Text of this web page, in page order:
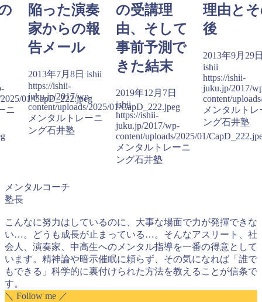
01/CapD_222.jpeg
ニ
陥った演奏
家からの報
告メール
2013年7月8日 ishii
https://ishii-
juku.jp/2017/wp-
content/uploads/2025/01/CapD_222.jpeg
メンタルトレーニ
ング石井塾
の受講理
由、そして
事前予測で
きた結末
2019年12月7日
ishii
https://ishii-
juku.jp/2017/wp-
content/uploads/2025/01/
メンタルトレーニ
ング石井塾
理由と
後
2013年9月29
ishii
https://ishii-
juku.jp/2017/
content/
メンタルトレ
ング石井塾
メンタルコーチ
塾長
こんなに努力はしているのに、大事な場面で力が発揮できな
い…。どうも成長が止まっている…。そんなアスリート、社
会人、演奏家、中高生へのメンタル指導を一番の得意として
います。精神論や暗示催眠に頼らず、その気になれば「誰で
もできる」科学的に裏付けられた方法を教えることが信条で
す。
＼ Follow me ／